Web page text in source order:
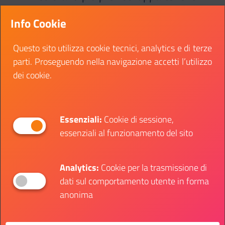
nonché uno dei più forti e luminosi
che il mondo abbia conosciuto.”
Leatrice Eiseman - Direttore esecutivo,
Una nuova prospettiva, quindi, che spinge ad
affrontare con audacia il cambiamento in ogni
Un colore speciale, ribelle e allo stesso tempo
inclusivo, espressione di uno ‘spirito sperimentale’
che ha portato alla nascita dell'hashtag
Info Cookie
Questo sito utilizza cookie tecnici, analytics e di terze
parti. Proseguendo nella navigazione accetti l’utilizzo
dei cookie.
Essenziali: Cookie di sessione,
essenziali al funzionamento del sito
Analytics: Cookie per la trasmissione di
dati sul comportamento utente in forma
anonima